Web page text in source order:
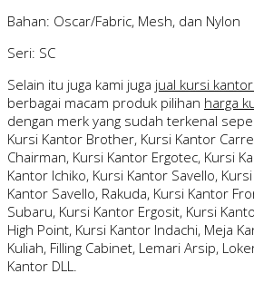
Bahan: Oscar/Fabric, Mesh, dan Nylon
Seri: SC
Selain itu juga kami juga jual kursi
berbagai macam produk pilihan harga
dengan merk yang sudah terkenal
Kursi Kantor Brother, Kursi Kantor
Chairman, Kursi Kantor Ergotec, Kursi
Kantor Ichiko, Kursi Kantor Savello,
Kantor Savello, Rakuda, Kursi Kantor
Subaru, Kursi Kantor Ergosit, Kursi
High Point, Kursi Kantor Indachi, Meja
Kuliah, Filling Cabinet, Lemari Arsip,
Kantor DLL.